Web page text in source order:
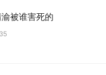
渝被谁害死的